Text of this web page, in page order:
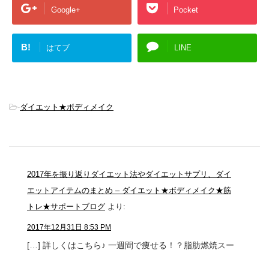
Google+ Pocket
B! はてブ LINE
-ダイエット★ボディメイク
2017年を振り返りダイエット法やダイエットサプリ、ダイ
エットアイテムのまとめ – ダイエット★ボディメイク★筋
トレ★サポートブログ より:
2017年12月31日 8:53 PM
[…] 詳しくはこちら♪ 一週間で痩せる！？脂肪燃焼スー